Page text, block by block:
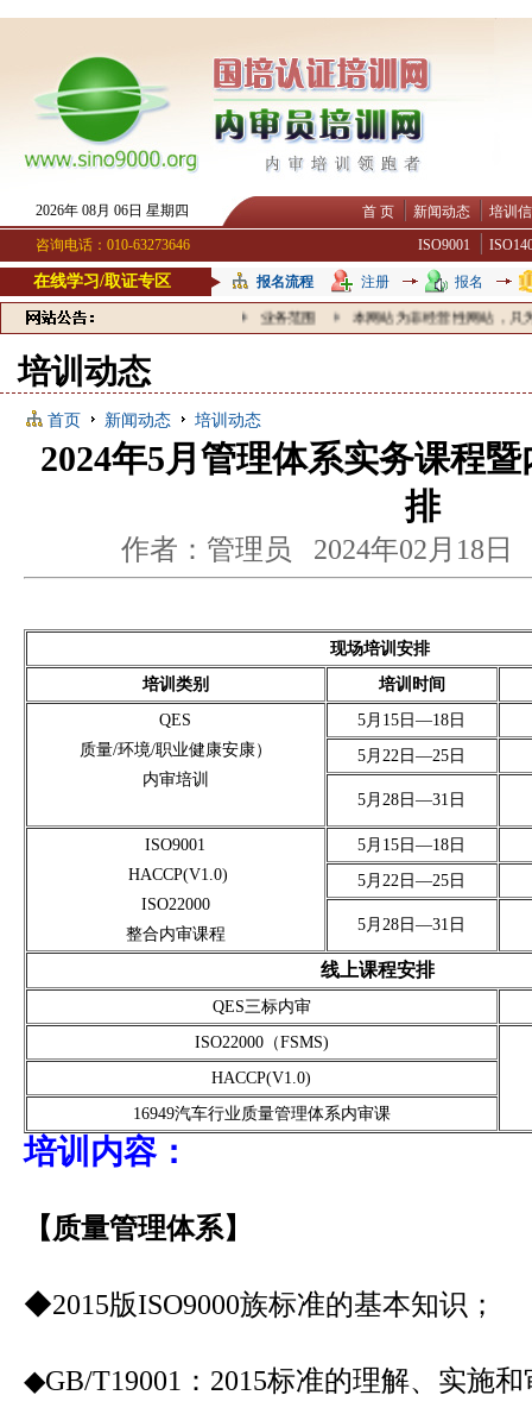
2026年 08月 06日 星期四 首 页 新闻动态
培训
咨询电话：010-63273646
ISO9001
在线学习/取证专区 报名流程 注册 报名
业务范围 本网站为非经营性网站，只为
培训动态
首页 新闻动态 培训动态
2024年5月管理体系实务课程
排
作者：管理员 2024年02月18日
现场培训安排
培训类别
培训时间
QES
质量/环境/职业健康安康）
内审培训
5月15日—18日
5月22日—25日
5月28日—31日
ISO9001
HACCP(V1.0)
ISO22000
整合内审课程
5月15日—18日
5月22日—25日
5月28日—31日
线上课程安排
QES三标内审
ISO22000（FSMS)
HACCP(V1.0)
16949汽车行业质量管理体系内审课
培训内容：
【质量管理体系】
◆2015版ISO9000族标准的基本知识；
◆GB/T19001：2015标准的理解、实施